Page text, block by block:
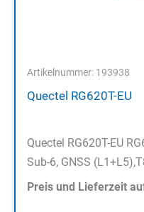
Artikelnummer: 193938
Quectel RG620T-EU
Quectel RG620T-EU
Sub-6, GNSS
Preis und Lieferzeit